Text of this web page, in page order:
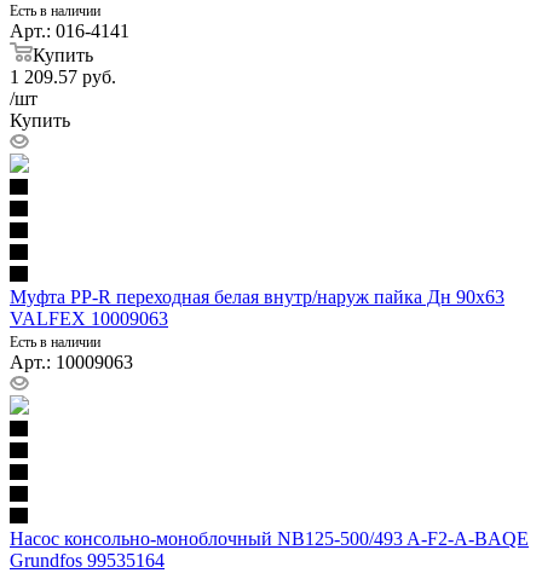
Есть в наличии
Арт.: 016-4141
Купить
1 209.57 руб.
/шт
Купить
Муфта PP-R переходная белая внутр/наруж пайка Дн 90х63
VALFEX 10009063
Есть в наличии
Арт.: 10009063
Насос консольно-моноблочный NB125-500/493 A-F2-A-BAQE
Grundfos 99535164